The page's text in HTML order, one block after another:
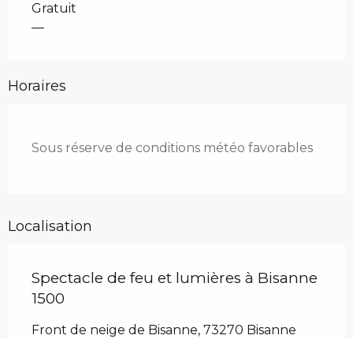
Gratuit
—
Horaires
Sous réserve de conditions météo favorables
Localisation
Spectacle de feu et lumières à Bisanne
1500
Front de neige de Bisanne, 73270 Bisanne